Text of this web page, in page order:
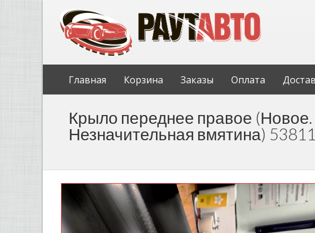
Главная Корзина Заказы Оплата
Крыло переднее правое (Новое.
Незначительная вмятина)